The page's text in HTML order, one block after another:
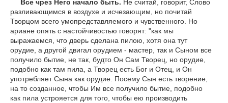
Все чрез Него начало быть. Не считай, говорит, Слово
разливающимся в воздухе и исчезающим, но почитай
Творцом всего умопредставляемого и чувственного. Но
ариане опять с настойчивостью говорят: "как мы
выражаемся, что дверь сделана пилою, хотя она тут
орудие, а другой двигал орудием - мастер, так и Сыном все
получило бытие, не так, будто Он Сам Творец, но орудие,
подобно как там пила, а Творец есть Бог и Отец, и Он
употребляет Сына как орудие. Посему Сын есть творение,
на то созданное, чтобы Им все получило бытие, подобно
как пила устрояется для того, чтобы ею производить